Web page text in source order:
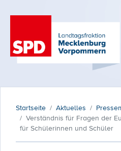
Startseite Aktuelles
Verständnis für Fragen der
für Schülerinnen und Schüler